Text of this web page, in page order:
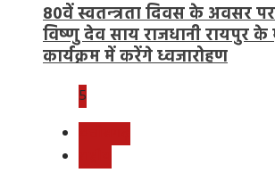
80वें स्वतन्त्रता दिवस के अवसर
विष्णु देव साय राजधानी रायपुर
कार्यक्रम में करेंगे ध्वजारोहण
5